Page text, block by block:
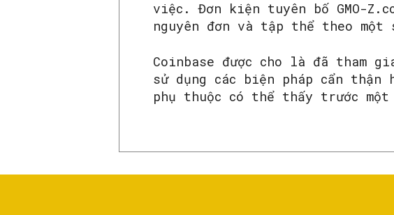
việc. Đơn kiện tuyên bố GMO-
nguyên đơn và tập thể theo
Coinbase được cho là đã tham
sử dụng các biện pháp cẩn thận
phụ thuộc có thể thấy trước